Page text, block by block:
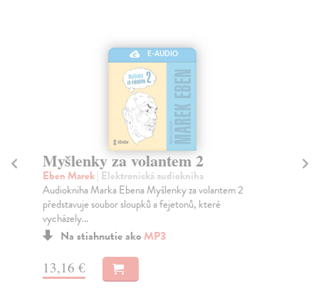
E-AUDIO
Myšlenky za volantem 2
Eben Marek| Elektronická audiokniha
Audiokniha Marka Ebena Myšlenky za volantem 2
představuje soubor sloupků a fejetonů, které
vycházely...
Na stiahnutie akoMP3
13,16 €